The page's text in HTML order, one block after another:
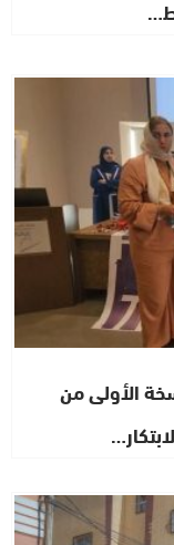
الأولى من